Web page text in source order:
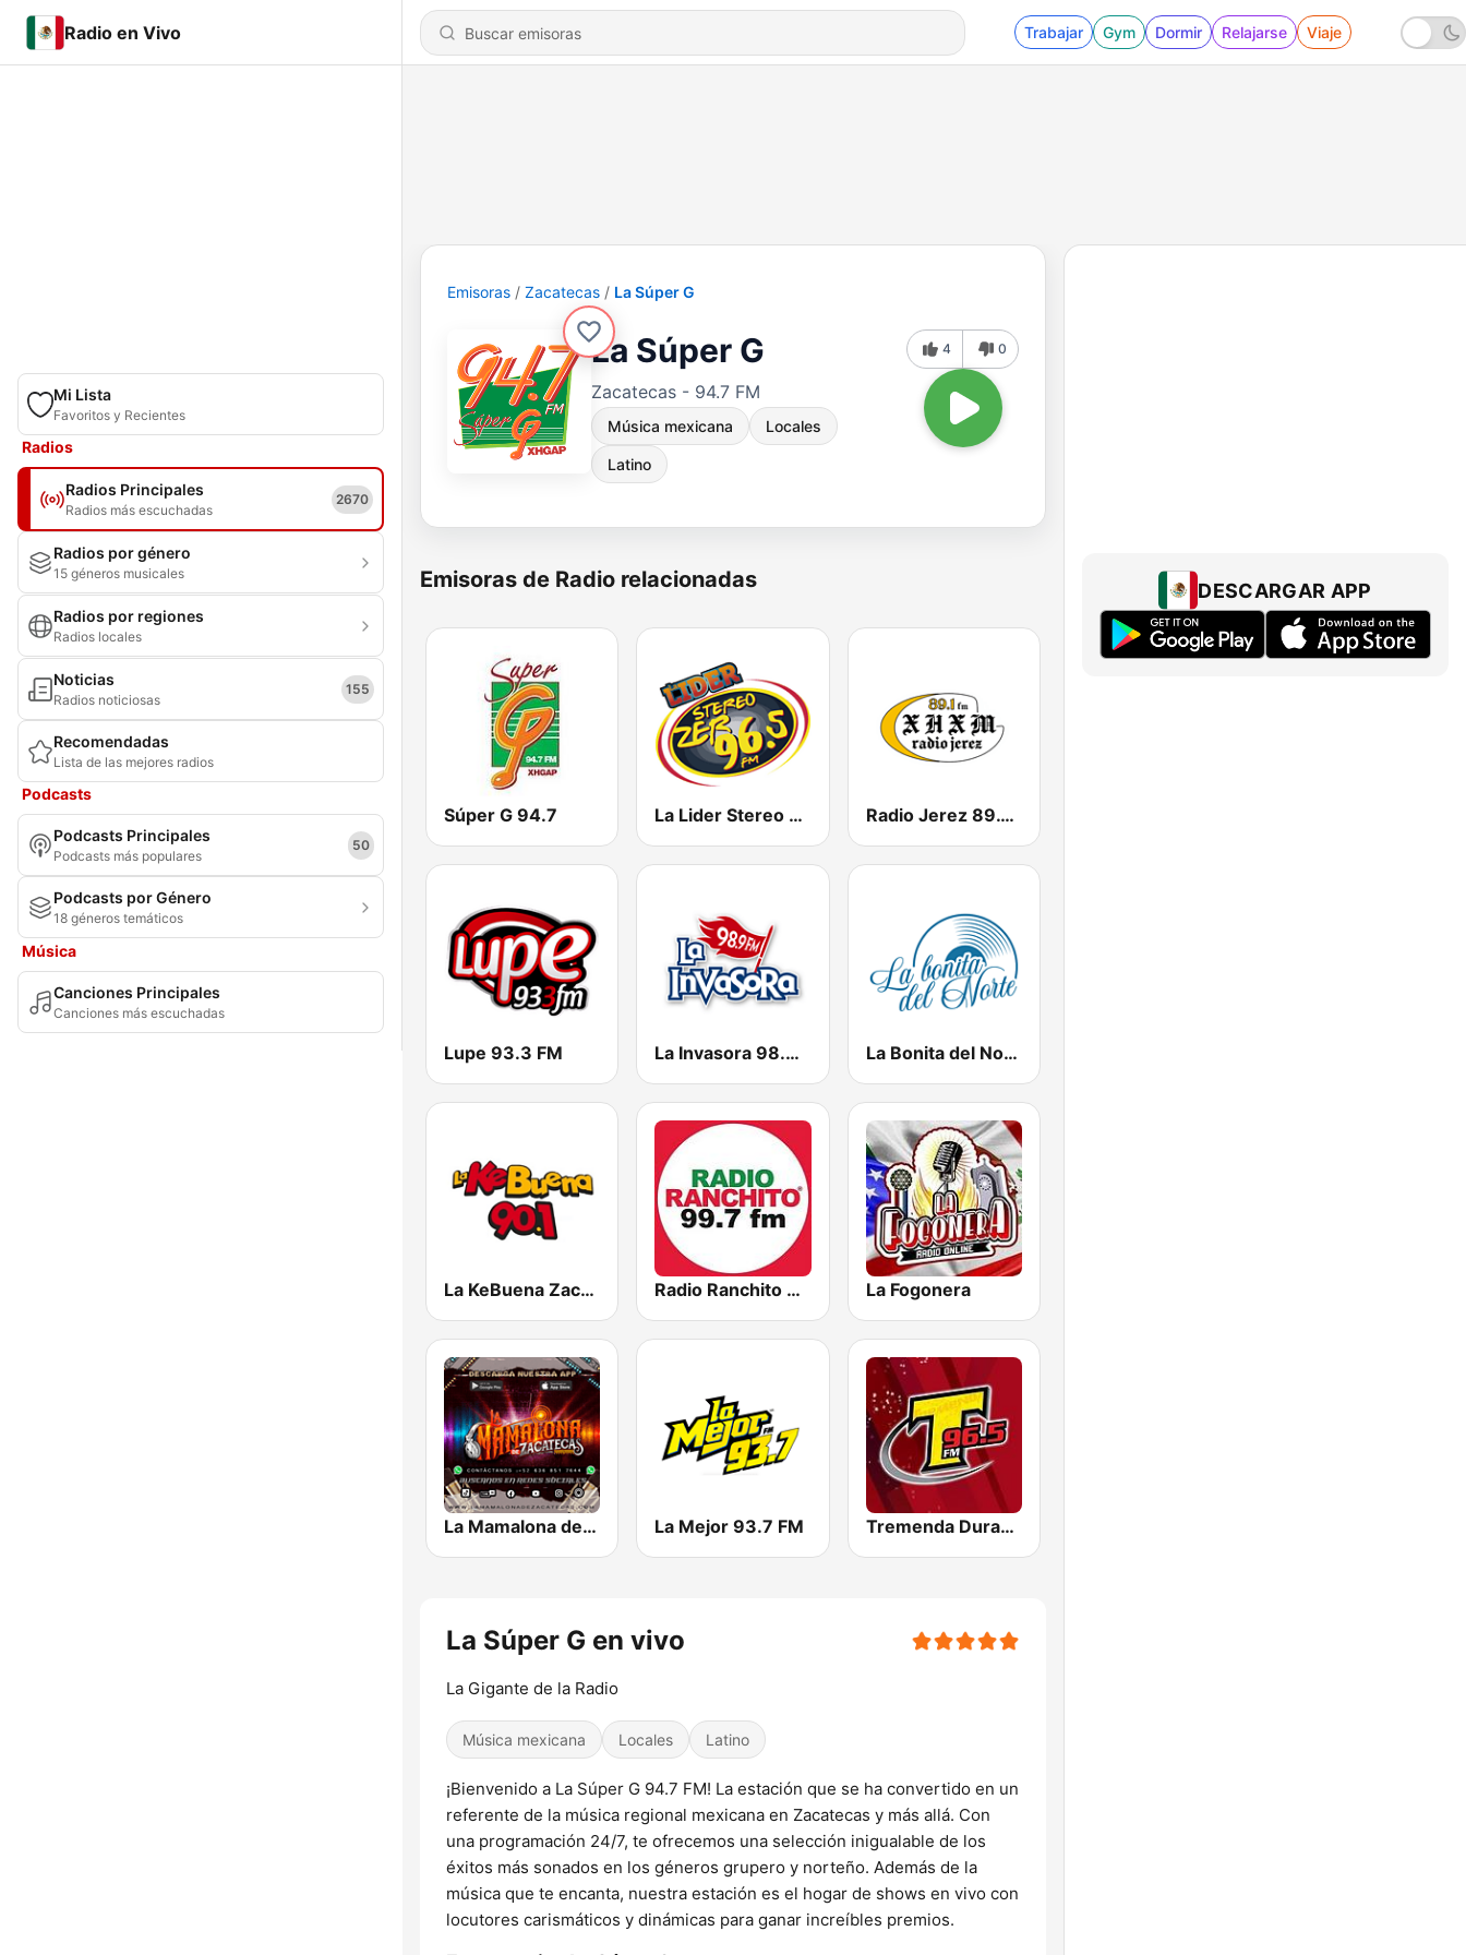
Radio en Vivo Trabajar Gym Dormir Relajarse Viaje
Mi Lista
Favoritos y Recientes
Radios
Radios Principales
Radios más escuchadas
2670
Radios por género
15 géneros musicales
Radios por regiones
Radios locales
Noticias
Radios noticiosas
155
Recomendadas
Lista de las mejores radios
Podcasts
Podcasts Principales
Podcasts más populares
50
Podcasts por Género
18 géneros temáticos
Música
Canciones Principales
Canciones más escuchadas
Emisoras Zacatecas La Súper G
La Súper G
Zacatecas - 94.7 FM
Música mexicana Locales
Latino
4 0
Emisoras de Radio relacionadas
Súper G 94.7 La Lider Stereo ZER 96.5 Radio Jerez 89.1 FM
Lupe 93.3 FM La Invasora 98.9 FM La Bonita del Norte
La KeBuena Zacatecas Radio Ranchito 99.7 FM La Fogonera
La Mamalona de Zacatecas La Mejor 93.7 FM Tremenda Durango 96.5 FM
La Súper G en vivo
La Gigante de la Radio
Música mexicana Locales Latino
¡Bienvenido a La Súper G 94.7 FM! La estación que se ha convertido en un
referente de la música regional mexicana en Zacatecas y más allá. Con
una programación 24/7, te ofrecemos una selección inigualable de los
éxitos más sonados en los géneros grupero y norteño. Además de la
música que te encanta, nuestra estación es el hogar de shows en vivo con
locutores carismáticos y dinámicas para ganar increíbles premios.
DESCARGAR APP